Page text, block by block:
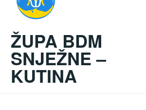
ŽUPA BDM
SNJEŽNE –
KUTINA